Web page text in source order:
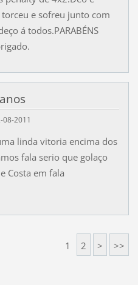
e sofreu junto com
á todos.PARABÉNS
08-2011
linda vitoria encima dos
fala serio que golaço
Costa em fala
1 2 > >>